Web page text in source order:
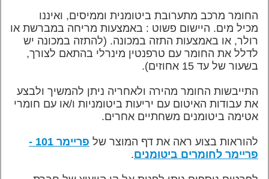
החומר מרכב מתערובת ביטומנית וממיסים, ואיננו
מכיל מים. היישום פשוט : באמצעות מריחה במברשת או
רולר, או באמצעות התזה במכונה. (להתזה במכונה יש
לדלל את החומר עם טרפנטין מינרלי בהתאם לצורך,
בשעור של עד 15 אחוזים).
התייבשות החומר מהירה ולאחריה ניתן להמשיך ולבצע
את עבודות האיטום עם יריעות ביטומניות ו/או עם חומרי
אטימה ביטומנים משחתיים אחרים.
להוראות בצוע ראה את דף המוצר של
פריימר 101 -
פריימר לחומרים ביטומנים.